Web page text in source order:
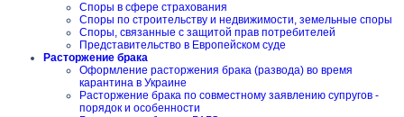
Споры в сфере страхования
Споры по строительству и недвижимости, земельные споры
Споры, связанные с защитой прав потребителей
Представительство в Европейском суде
Расторжение брака
Оформление расторжения брака (развода) во время
карантина в Украине
Расторжение брака по совместному заявлению супругов -
порядок и особенности